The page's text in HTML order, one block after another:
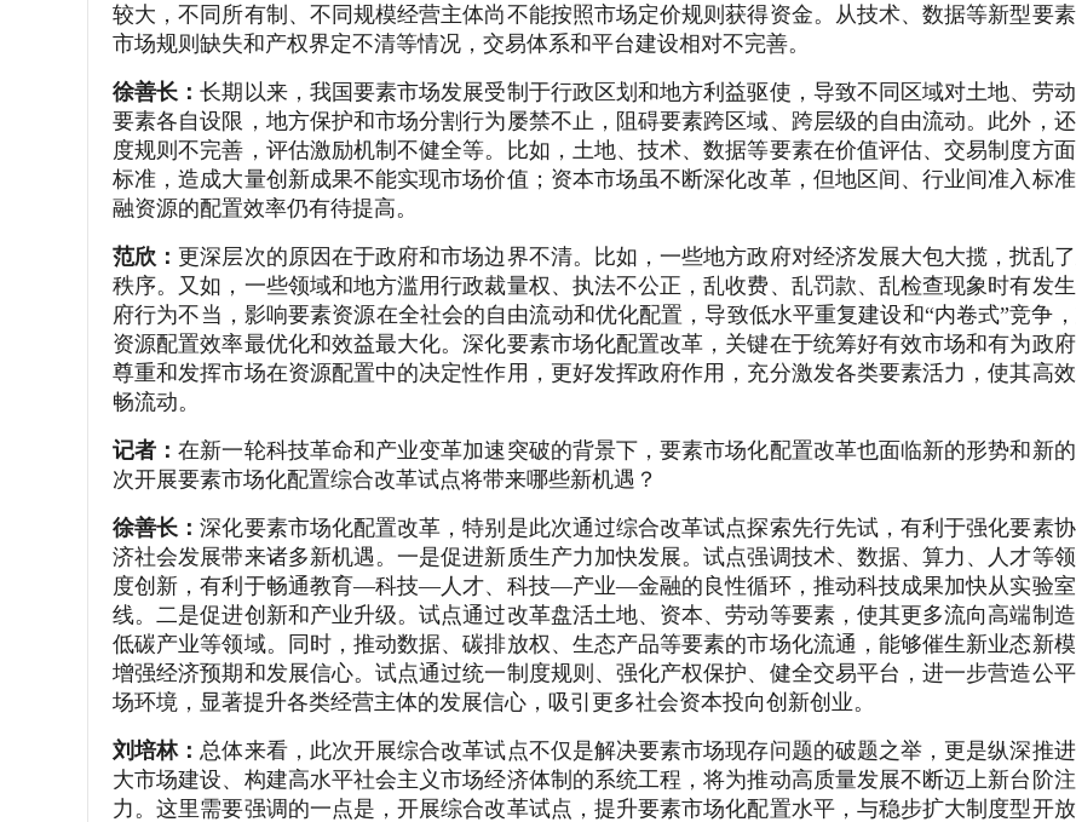
较大，不同所有制、不同规模经营主体尚不能按照市场定价规则获得资金。从技术、数据等新型要
市场规则缺失和产权界定不清等情况，交易体系和平台建设相对不完善。
徐善长：长期以来，我国要素市场发展受制于行政区划和地方利益驱使，导致不同区域对土地、劳
要素各自设限，地方保护和市场分割行为屡禁不止，阻碍要素跨区域、跨层级的自由流动。此外，还
度规则不完善，评估激励机制不健全等。比如，土地、技术、数据等要素在价值评估、交易制度方
标准，造成大量创新成果不能实现市场价值；资本市场虽不断深化改革，但地区间、行业间准入标
融资源的配置效率仍有待提高。
范欣： 更深层次的原因在于政府和市场边界不清。比如，一些地方政府对经济发展大包大揽，扰乱
秩序。又如，一些领域和地方滥用行政裁量权、执法不公正，乱收费、乱罚款、乱检查现象时有发
府行为不当，影响要素资源在全社会的自由流动和优化配置，导致低水平重复建设和“内卷式”竞争
资源配置效率最优化和效益最大化。深化要素市场化配置改革，关键在于统筹好有效市场和有为政府
尊重和发挥市场在资源配置中的决定性作用，更好发挥政府作用，充分激发各类要素活力，使其高
畅流动。
记者：在新一轮科技革命和产业变革加速突破的背景下，要素市场化配置改革也面临新的形势和新
次开展要素市场化配置综合改革试点将带来哪些新机遇？
徐善长：深化要素市场化配置改革，特别是此次通过综合改革试点探索先行先试，有利于强化要素
济社会发展带来诸多新机遇。一是促进新质生产力加快发展。试点强调技术、数据、算力、人才等领
度创新，有利于畅通教育—科技—人才、科技—产业—金融的良性循环，推动科技成果加快从实验
线。二是促进创新和产业升级。试点通过改革盘活土地、资本、劳动等要素，使其更多流向高端制
低碳产业等领域。同时，推动数据、碳排放权、生态产品等要素的市场化流通，能够催生新业态新
增强经济预期和发展信心。试点通过统一制度规则、强化产权保护、健全交易平台，进一步营造公
场环境，显著提升各类经营主体的发展信心，吸引更多社会资本投向创新创业。
刘培林：总体来看，此次开展综合改革试点不仅是解决要素市场现存问题的破题之举，更是纵深推
大市场建设、构建高水平社会主义市场经济体制的系统工程，将为推动高质量发展不断迈上新台阶
力。这里需要强调的一点是，开展综合改革试点，提升要素市场化配置水平，与稳步扩大制度型开